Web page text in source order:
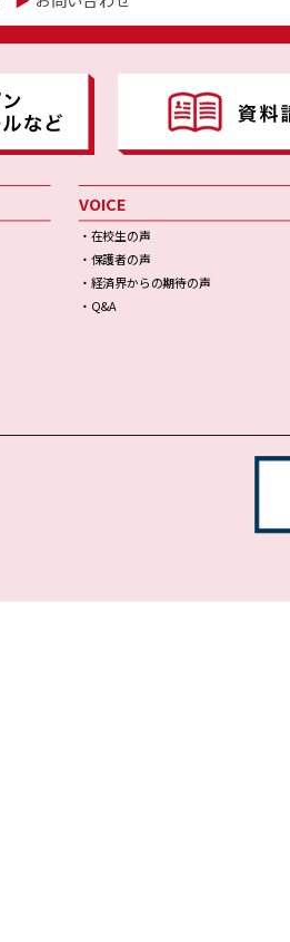
VOICE
・在校生の声
・保護者の声
・経済界からの期待の声
・Q&A